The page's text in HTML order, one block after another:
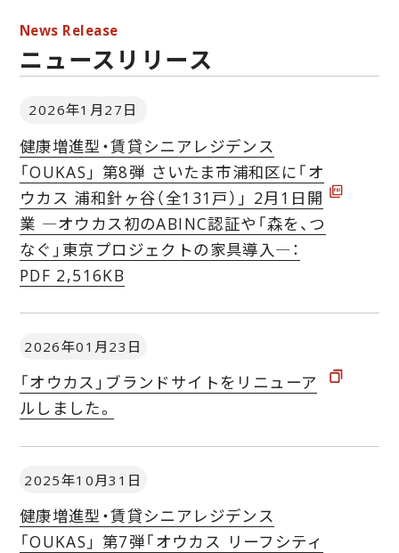
News Release
ニュースリリース
2026年1月27日
健康増進型・賃貸シニアレジデンス
「OUKAS」 第8弾 さいたま市浦和区に「オ
ウカス 浦和針ヶ谷（全131戸）」 2月1日開
業 ―オウカス初のABINC認証や「森を、つ
なぐ」東京プロジェクトの家具導入―：
PDF 2,516KB
2026年01月23日
「オウカス」ブランドサイトをリニューア
ルしました。
2025年10月31日
健康増進型・賃貸シニアレジデンス
「OUKAS」 第7弾「オウカス リーフシティ